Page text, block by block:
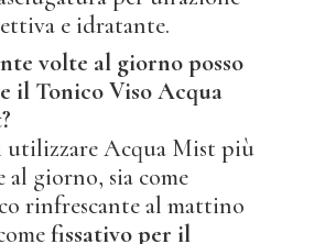
e idratante.
volte al giorno posso
il Tonico Viso Acqua
utilizzare Acqua Mist più
al giorno, sia come
rinfrescante al mattino
fissativo per il